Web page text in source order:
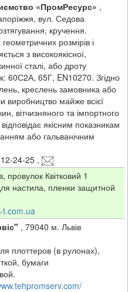
«ПромРесурс» ,
вул. Седова
кручення.
розмірів і
з високоякісної,
сталі, або дроту
60С2А, 65Г, EN10270. Згідно
креслень замовника або
виробництво майже всієї
вітчизняного та імпортного
якісним показникам
або гальванічним
24-25,
провулок Квітковий 1
настила, пленки защитной
t.com.ua
, 79040 м. Львів
плоттеров (в рулонах),
бумаги